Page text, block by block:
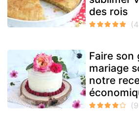
des rois
Faire son
mariage
notre